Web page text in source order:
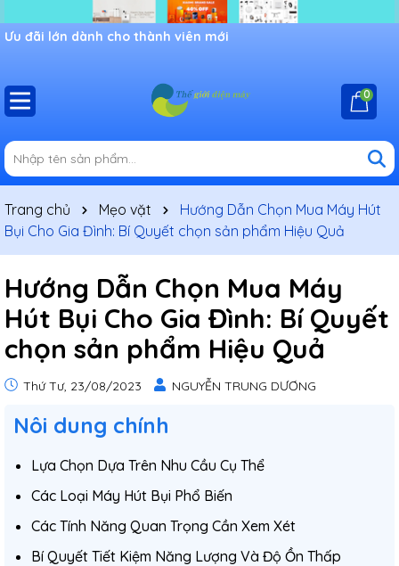
Ưu đãi lớn dành cho thành viên mới
0
Trang chủ Mẹo vặt
Hướng Dẫn Chọn Mua Máy Hút
Bụi Cho Gia Đình: Bí Quyết chọn sản phẩm Hiệu Quả
Hướng Dẫn Chọn Mua Máy
Hút Bụi Cho Gia Đình: Bí Quyết
chọn sản phẩm Hiệu Quả
Thứ Tư, 23/08/2023 NGUYỄN TRUNG DƯƠNG
Nôi dung chính
Lựa Chọn Dựa Trên Nhu Cầu Cụ Thể
Các Loại Máy Hút Bụi Phổ Biến
Các Tính Năng Quan Trọng Cần Xem Xét
Bí Quyết Tiết Kiệm Năng Lượng Và Độ Ồn Thấp